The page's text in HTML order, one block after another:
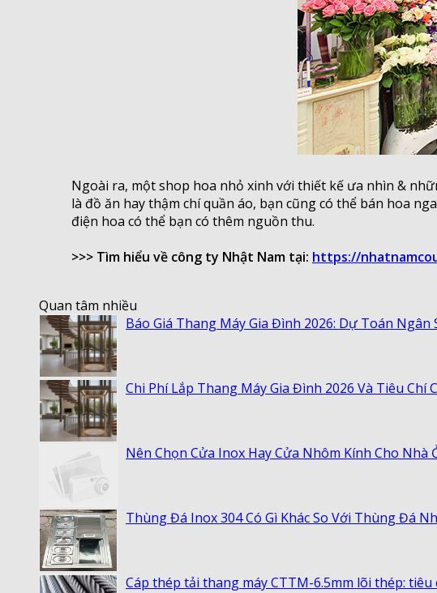
Ngoài ra, một shop hoa nhỏ xinh với thiết kế ưa nhìn &
là đồ ăn hay thậm chí quần áo, bạn cũng có thể bán hoa
điện hoa có thể bạn có thêm nguồn thu.
>>> Tìm hiểu về công ty Nhật Nam tại: https://
Quan tâm nhiều
Báo Giá Thang Máy Gia Đình 2026: Dự Toán Ngân
Chi Phí Lắp Thang Máy Gia Đình 2026 Và Tiêu Chí
Nên Chọn Cửa Inox Hay Cửa Nhôm Kính Cho Nhà
Thùng Đá Inox 304 Có Gì Khác So Với Thùng Đá
Cáp thép tải thang máy CTTM-6.5mm lõi thép: